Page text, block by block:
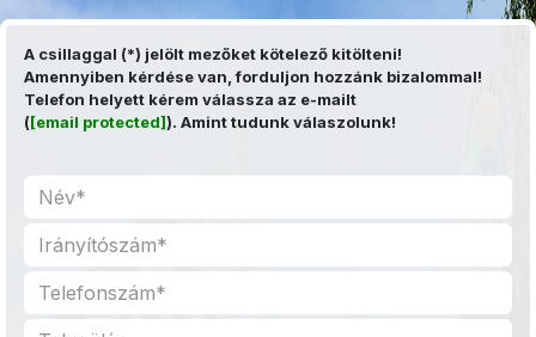
Kihagyás és továbblépés a tartalomhoz
A csillaggal (*) jelölt mezőket kötelező kitölteni!
Amennyiben kérdése van, forduljon hozzánk bizalommal!
Telefon helyett kérem válassza az e-mailt
([email protected]). Amint tudunk válaszolunk!